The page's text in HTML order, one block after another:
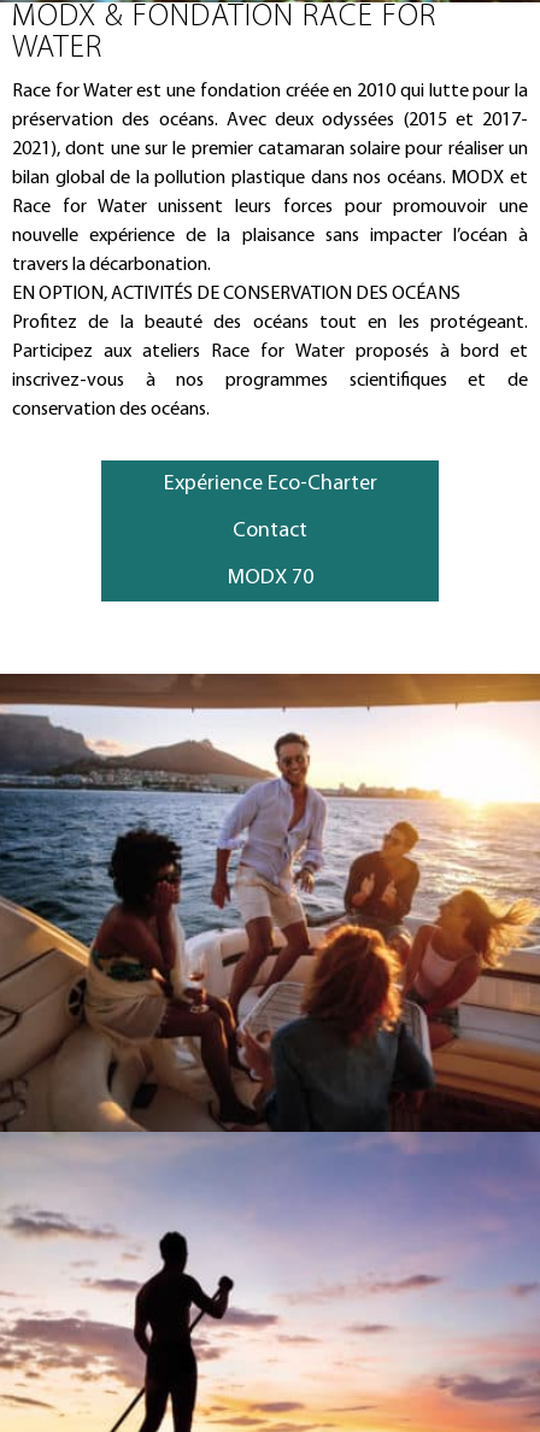
MODX & FONDATION RACE FOR
WATER
Race for Water est une fondation créée en 2010 qui lutte pour la
préservation des océans. Avec deux odyssées (2015 et 2017-
2021), dont une sur le premier catamaran solaire pour réaliser un
bilan global de la pollution plastique dans nos océans. MODX et
Race for Water unissent leurs forces pour promouvoir une
nouvelle expérience de la plaisance sans impacter l’océan à
travers la décarbonation.
EN OPTION, ACTIVITÉS DE CONSERVATION DES OCÉANS
Profitez de la beauté des océans tout en les protégeant.
Participez aux ateliers Race for Water proposés à bord et
inscrivez-vous à nos programmes scientifiques et de
conservation des océans.
Expérience Eco-Charter
Contact
MODX 70